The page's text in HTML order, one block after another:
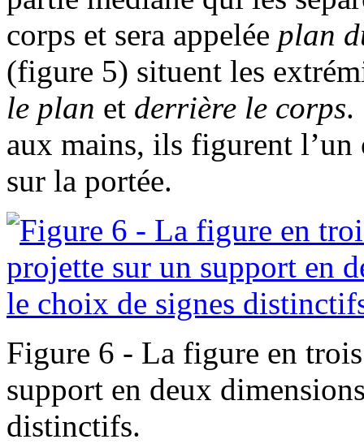
corps et sera appelée plan
(figure 5) situent les
le plan et derrière le corps.
aux mains, ils figurent l’un
sur la portée.
Figure 6 - La figure en
support en deux
distinctifs.